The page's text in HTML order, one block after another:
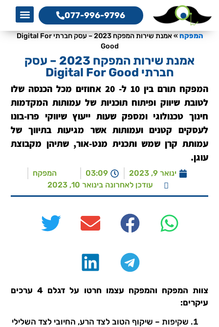
077-996-9796
המפקח»
אמנת שירות המפקח 2023 – עסק חברתי Digital For
Good
אמנת שירות המפקח 2023 – עסק
חברתי Digital For Good
המפקח תורם בין 10 ל- 20 אחוזים מכל הכנסה שלו
לטובת שיווק ופיתוח תוכניות של עמותות המקדמות
חינוך טכנולוגי ומספק שעות ייעוץ שיווקי פרו-בונו
לעסקים קטנים ועמותות אשר מגיעות בתיווך של
עמותת קרן שמש ותכנית מנט-אור, שתיהן מקבוצת
עוגן.
ינואר 9, 2023 03:09
המפקח
עודכן לאחרונה בינואר 10, 2023
צוות המפקח והמפקח עצמו חרטו על דגלם 4 ערכים
עיקרים:
שקיפות – שיקוף הטוב לצד הרע, החיובי לצד השלילי